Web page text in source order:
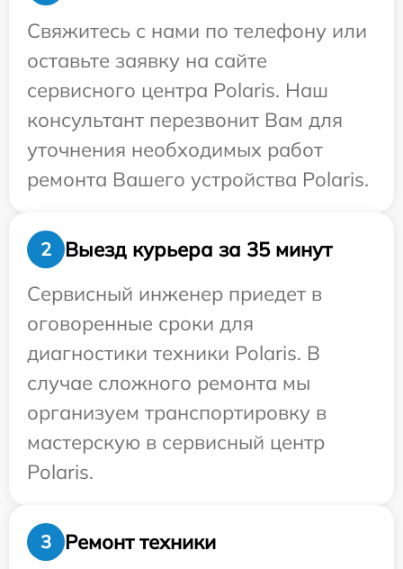
Свяжитесь с нами по телефону или
оставьте заявку на сайте
сервисного центра Polaris. Наш
консультант перезвонит Вам для
уточнения необходимых работ
ремонта Вашего устройства Polaris.
2
Выезд курьера за 35 минут
Сервисный инженер приедет в
оговоренные сроки для
диагностики техники Polaris. В
случае сложного ремонта мы
организуем транспортировку в
мастерскую в сервисный центр
Polaris.
3 Ремонт техники